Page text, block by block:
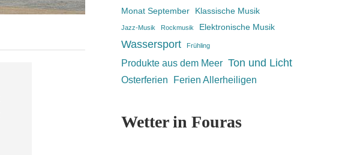
Monat September Klassische Musik
Jazz-Musik Rockmusik Elektronische Musik
Wassersport Frühling
Produkte aus dem Meer Ton und Licht
Osterferien Ferien Allerheiligen
Wetter in Fouras